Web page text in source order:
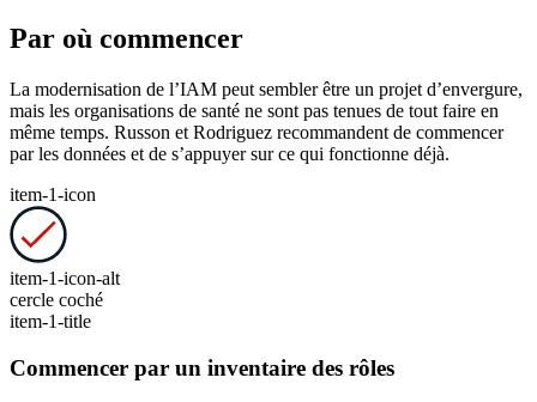
Par où commencer
La modernisation de l’IAM peut sembler être un projet d’envergure,
mais les organisations de santé ne sont pas tenues de tout faire en
même temps. Russon et Rodriguez recommandent de commencer
par les données et de s’appuyer sur ce qui fonctionne déjà.
item-1-icon
item-1-icon-alt
cercle coché
item-1-title
Commencer par un inventaire des rôles